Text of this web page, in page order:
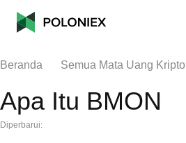
Beranda Semua Mata Uang Kripto
Apa Itu BMON
Diperbarui: